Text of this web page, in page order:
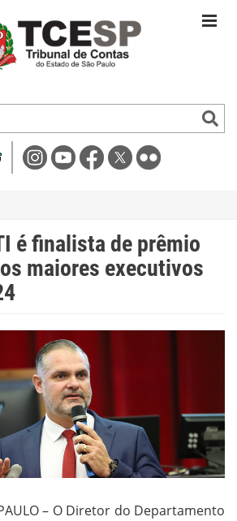
é finalista de prêmio
maiores executivos
– O Diretor do Departamento